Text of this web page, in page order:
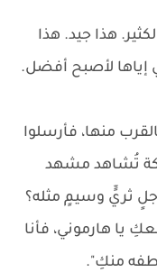
هذا جيد. هذا
إياها لأصبح أفضل.
منها، فأرسلوا
تُشاهد مشهد
ثريٍّ وسيمٍ مثله؟
يا هارموني، فأنا
منكِ".